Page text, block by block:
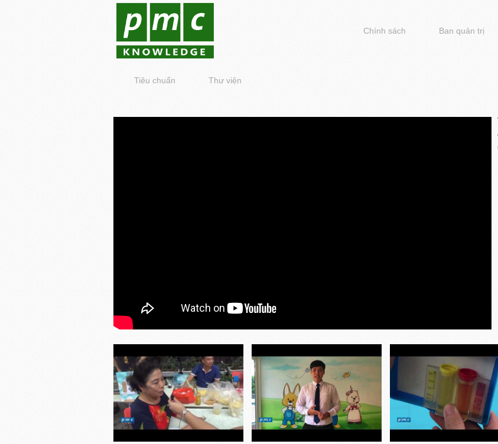
Chính sách Ban quản trị
Tiêu chuẩn Thư viện